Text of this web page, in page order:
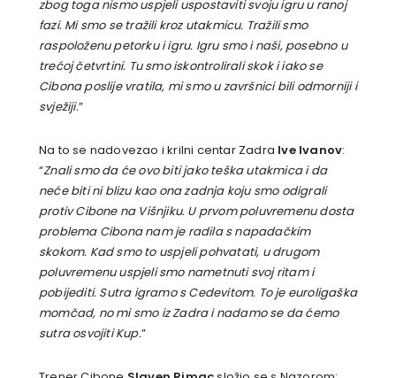
zbog toga nismo uspjeli uspostaviti svoju igru u ranoj
fazi. Mi smo se tražili kroz utakmicu. Tražili smo
raspoloženu petorku i igru. Igru smo i naši, posebno u
trećoj četvrtini. Tu smo iskontrolirali skok i iako se
Cibona poslije vratila, mi smo u završnici bili odmorniji i
svježiji.”
Na to se nadovezao i krilni centar Zadra Ive Ivanov:
“Znali smo da će ovo biti jako teška utakmica i da
neće biti ni blizu kao ona zadnja koju smo odigrali
protiv Cibone na Višnjiku. U prvom poluvremenu dosta
problema Cibona nam je radila s napadačkim
skokom. Kad smo to uspjeli pohvatati, u drugom
poluvremenu uspjeli smo nametnuti svoj ritam i
pobijediti. Sutra igramo s Cedevitom. To je euroligaška
momčad, no mi smo iz Zadra i nadamo se da ćemo
sutra osvojiti Kup.”